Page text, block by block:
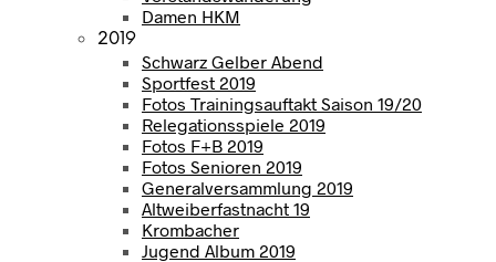
Damen HKM
2019
Schwarz Gelber Abend
Sportfest 2019
Fotos Trainingsauftakt Saison 19/20
Relegationsspiele 2019
Fotos F+B 2019
Fotos Senioren 2019
Generalversammlung 2019
Altweiberfastnacht 19
Krombacher
Jugend Album 2019